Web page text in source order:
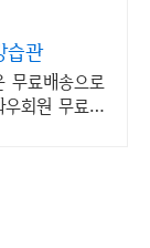
습관
무료배송으로
회원 무료반